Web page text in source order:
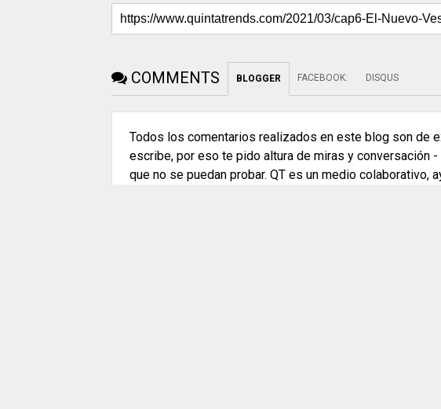
COMMENTS BLOGGER FACEBOOK: DISQUS
Todos los comentarios realizados en este blog son de
escribe, por eso te pido altura de miras y conversación
que no se puedan probar. QT es un medio colaborativo,